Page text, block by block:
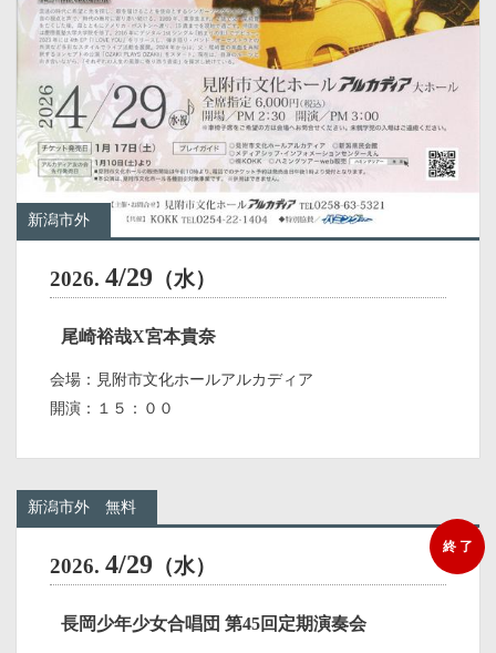
新潟市外
2026. 4/29 （水）
尾崎裕哉X宮本貴奈
会場：見附市文化ホールアルカディア
開演：１５：００
新潟市外 無料
終 了
2026. 4/29 （水）
長岡少年少女合唱団 第45回定期演奏会